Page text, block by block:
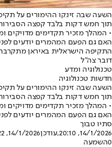
השעה שבה זינקו ההימורים על
• המהלך מזכיר תקדימים מדויקים
האם גם הפעם המהמרים יודעים
התקיפה הישראלית באיראן
דובר צה"ל
טכנולוגיה ומדע
חדשות טכנולוגיה
השעה שבה זינקו ההימורים על
• המהלך מזכיר תקדימים מדויקים
האם גם הפעם המהמרים יודעים
סתיו טבוך
14/1/2026, 20:10
,עודכן14/1/2026, 20:22
0השמעה